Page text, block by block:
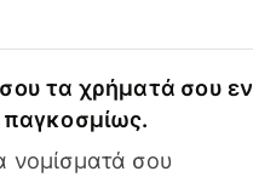
τα χρήματά σου εν
παγκοσμίως.
νομίσματά σου